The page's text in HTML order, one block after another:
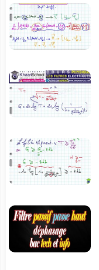
4:12
2:11
6:14
2:46